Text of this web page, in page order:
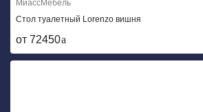
МиассМебель
Стол туалетный Lorenzo вишня
от 72450